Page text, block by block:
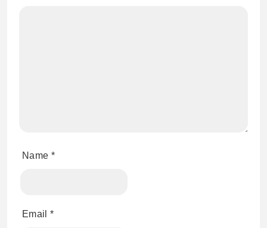
Name *
Email *